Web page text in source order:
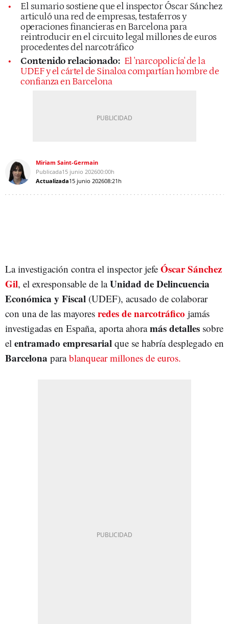
El sumario sostiene que el inspector Óscar Sánchez
articuló una red de empresas, testaferros y
operaciones financieras en Barcelona para
reintroducir en el circuito legal millones de euros
procedentes del narcotráfico
Contenido relacionado: El 'narcopolicía' de la
UDEF y el cártel de Sinaloa compartían hombre de
confianza en Barcelona
Miriam Saint-Germain
Publicada15 junio 202600:00h
Actualizada15 junio 202608:21h
La investigación contra el inspector jefe Óscar Sánchez
Gil, el exresponsable de laUnidad de Delincuencia
Económica y Fiscal (UDEF), acusado de colaborar
con una de las mayores redes de narcotráfico jamás
investigadas en España, aporta ahoramásdetalles sobre
el entramado empresarial que se habría desplegado en
Barcelona parablanquear millones de euros.